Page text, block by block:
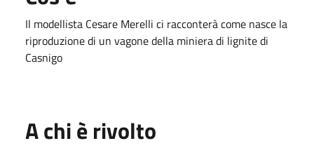
Il modellista Cesare Merelli ci racconterà come nasce la
riproduzione di un vagone della miniera di lignite di
Casnigo
A chi è rivolto